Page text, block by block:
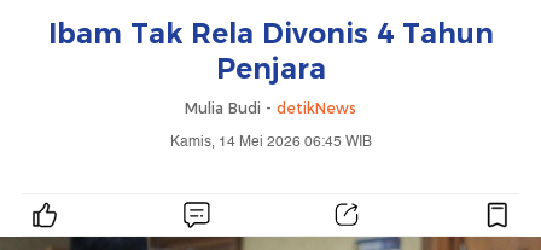
Ibam Tak Rela Divonis 4 Tahun
Penjara
Mulia Budi - detikNews
Kamis, 14 Mei 2026 06:45 WIB